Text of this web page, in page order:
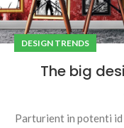
DESIGN TRENDS
The big
Parturient in potenti